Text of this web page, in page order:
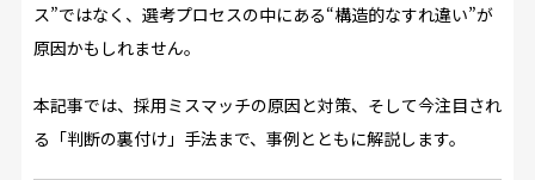
ス”ではなく、選考プロセスの中にある“構造的なすれ違い”が
原因かもしれません。
本記事では、採用ミスマッチの原因と対策、そして今注目され
る「判断の裏付け」手法まで、事例とともに解説します。